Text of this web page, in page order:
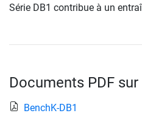
Série DB1 contribue à un
Documents PDF
BenchK-DB1